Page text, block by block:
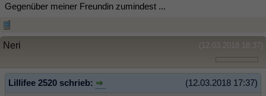
Gegenüber meiner Freundin zumindest ...
(12.03.2018 18:37)
Neri
(12.03.2018 17:37)
Lillifee 2520 schrieb: